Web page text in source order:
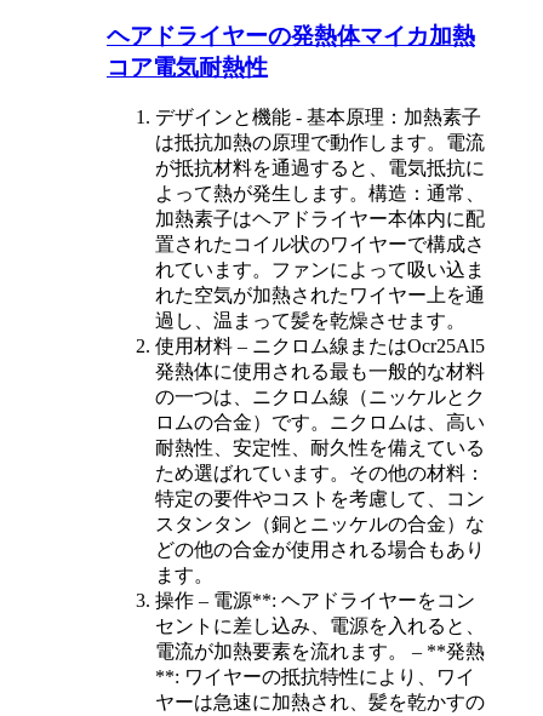
ヘアドライヤーの発熱体マイカ加熱
コア電気耐熱性
デザインと機能 - 基本原理：加熱素子
は抵抗加熱の原理で動作します。電流
が抵抗材料を通過すると、電気抵抗に
よって熱が発生します。構造：通常、
加熱素子はヘアドライヤー本体内に配
置されたコイル状のワイヤーで構成さ
れています。ファンによって吸い込ま
れた空気が加熱されたワイヤー上を通
過し、温まって髪を乾燥させます。
使用材料 – ニクロム線 またはOcr25Al5
発熱体に使用される最も一般的な材料
の一つは、ニクロム線（ニッケルとク
ロムの合金）です。ニクロムは、高い
耐熱性、安定性、耐久性を備えている
ため選ばれています。その他の材料：
特定の要件やコストを考慮して、コン
スタンタン（銅とニッケルの合金）な
どの他の合金が使用される場合もあり
ます。
操作 – 電源**: ヘアドライヤーをコン
セントに差し込み、電源を入れると、
電流が加熱要素を流れます。 – **発熱
**: ワイヤーの抵抗特性により、ワイ
ヤーは急速に加熱され、髪を乾かすの